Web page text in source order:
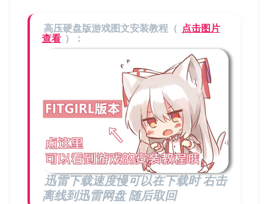
高压硬盘版游戏图文安装教程（ 点击图片
查看 ）：
迅雷下载速度慢可以在下载时 右击
离线到迅雷网盘 随后取回